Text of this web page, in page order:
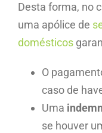
Desta forma, no
uma apólice de
domésticos
O
caso de
Uma
se houver